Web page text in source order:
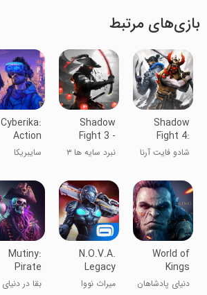
بازی‌های مرتبط
Shadow
Fight 4:
Arena
شادو فایت آرنا
Shadow
Fight 3 -
RPG
fighting
نبرد سایه ها ۳
Cyberika:
Action
Cyberpunk
RPG
سایبریکا
World of
Kings
دنیای پادشاهان
N.O.V.A.
Legacy
میراث نووا
Mutiny:
Pirate
Survival
بقا در دنیای